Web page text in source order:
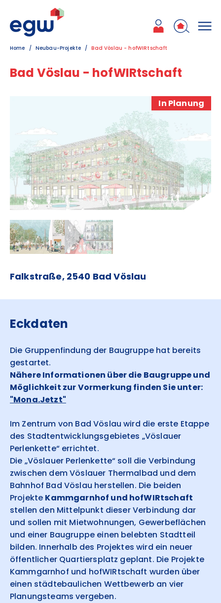
Zum Inhalt
Zum Hauptmenü
Zum Kontakt
Home Neubau-Projekte Bad Vöslau - hofWIRtschaft
Bad Vöslau - hofWIRtschaft
In Planung
Falkstraße, 2540 Bad Vöslau
Eckdaten
Die Gruppenfindung der Baugruppe hat bereits
gestartet.
Nähere Informationen über die Baugruppe und
Möglichkeit zur Vormerkung finden Sie unter:
"Mona.Jetzt"
Im Zentrum von Bad Vöslau wird die erste Etappe
des Stadtentwicklungsgebietes „Vöslauer
Perlenkette“ errichtet.
Die „Vöslauer Perlenkette“ soll die Verbindung
zwischen dem Vöslauer Thermalbad und dem
Bahnhof Bad Vöslau herstellen. Die beiden
Projekte Kammgarnhof und hofWIRtschaft
stellen den Mittelpunkt dieser Verbindung dar
und sollen mit Mietwohnungen, Gewerbeflächen
und einer Baugruppe einen belebten Stadtteil
bilden. Innerhalb des Projektes wird ein neuer
öffentlicher Quartiersplatz geplant. Die Projekte
Kammgarnhof und hofWIRtschaft wurden über
einen städtebaulichen Wettbewerb an vier
Planungsteams vergeben.